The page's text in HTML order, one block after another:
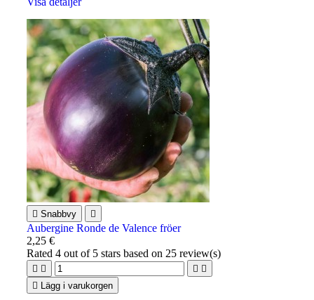
 Snabbvy 
Aubergine Ronde de Valence fröer
2,25 €
Rated4 out of 5 stars based on 25 review(s)
   
 Lägg i varukorgen